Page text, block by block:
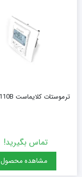
ترموستات کلایماست CLX 7110B
تماس بگیرید!
مشاهده محصول